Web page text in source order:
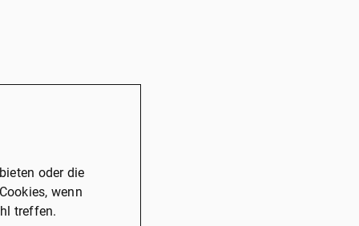
oder die
wenn
treffen.